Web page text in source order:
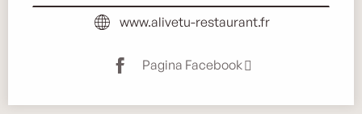
www.alivetu-restaurant.fr
Pagina Facebook